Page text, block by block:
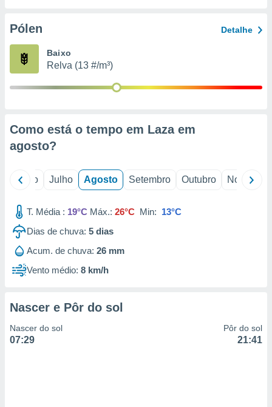
através
estudos
e
Pólen Detalhe
Baixo
Relva (13 #/m³)
Como está o tempo em Laza em
agosto?
Junho Julho Agosto Setembro Outubro Novembro
T. Média : 19°C Máx.: 26°C Min: 13°C
Dias de chuva: 5 dias
Acum. de chuva: 26 mm
Vento médio: 8 km/h
Nascer e Pôr do sol
Nascer do sol
07:29
Pôr do sol
21:41